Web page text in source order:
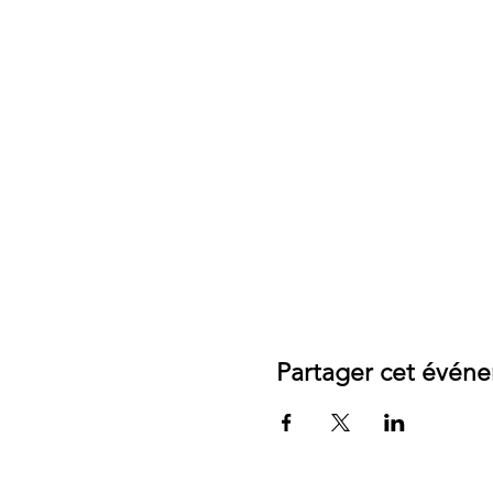
Partager cet